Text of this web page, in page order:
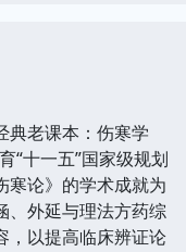
老课本：伤寒学
“十一五”国家级规划
寒论》的学术成就为
、外延与理法方药综
，以提高临床辨证论